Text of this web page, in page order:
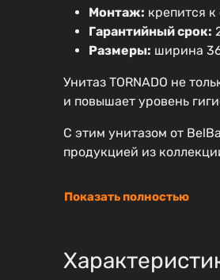
Монтаж: крепится к
Гарантийный срок:
Размеры: ширина
Унитаз TORNADO не
и повышает уровень
С этим унитазом от
продукцией из
Показать полностью